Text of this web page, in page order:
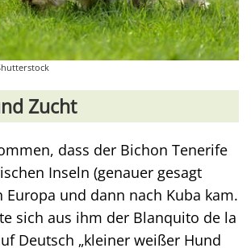
Zucht
dass der Bichon Tenerife
Inseln (genauer gesagt
Europa und dann nach Kuba kam.
sich aus ihm der Blanquito de la
Deutsch „kleiner weißer Hund